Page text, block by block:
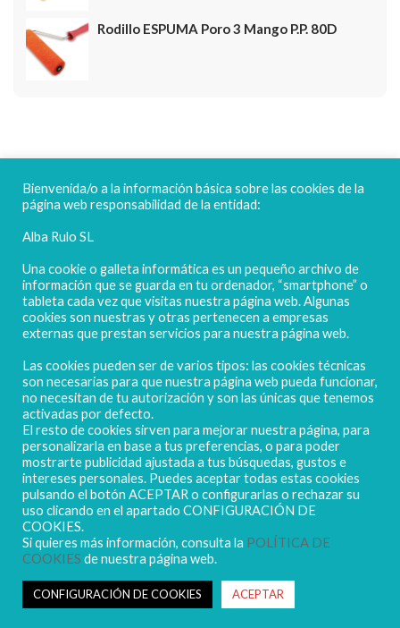
Rodillo ESPUMA Poro 3 Mango P.P. 80D
FELICES FIESTAS
POLIGONO CAMPORROSO P-D, Nº4
02520 - CHINCHILLA DE MONTEARAGÓN
(ALBACETE) Spain
Tel. + 34 967 218 812 - info@abr.com.es
Copyright ALBARULO © 2020 | Todos los derechos reservados
Sus datos seguros
Bienvenida/o a la información básica sobre las cookies de la
página web responsabilidad de la entidad:
Alba Rulo SL
Una cookie o galleta informática es un pequeño archivo de
información que se guarda en tu ordenador, “smartphone” o
tableta cada vez que visitas nuestra página web. Algunas
cookies son nuestras y otras pertenecen a empresas
externas que prestan servicios para nuestra página web.
Las cookies pueden ser de varios tipos: las cookies técnicas
son necesarias para que nuestra página web pueda funcionar,
no necesitan de tu autorización y son las únicas que tenemos
activadas por defecto.
El resto de cookies sirven para mejorar nuestra página, para
personalizarla en base a tus preferencias, o para poder
mostrarte publicidad ajustada a tus búsquedas, gustos e
intereses personales. Puedes aceptar todas estas cookies
pulsando el botón ACEPTAR o configurarlas o rechazar su
uso clicando en el apartado CONFIGURACIÓN DE
COOKIES.
Si quieres más información, consulta la POLÍTICA DE
COOKIES de nuestra página web.
CONFIGURACIÓN DE COOKIES ACEPTAR